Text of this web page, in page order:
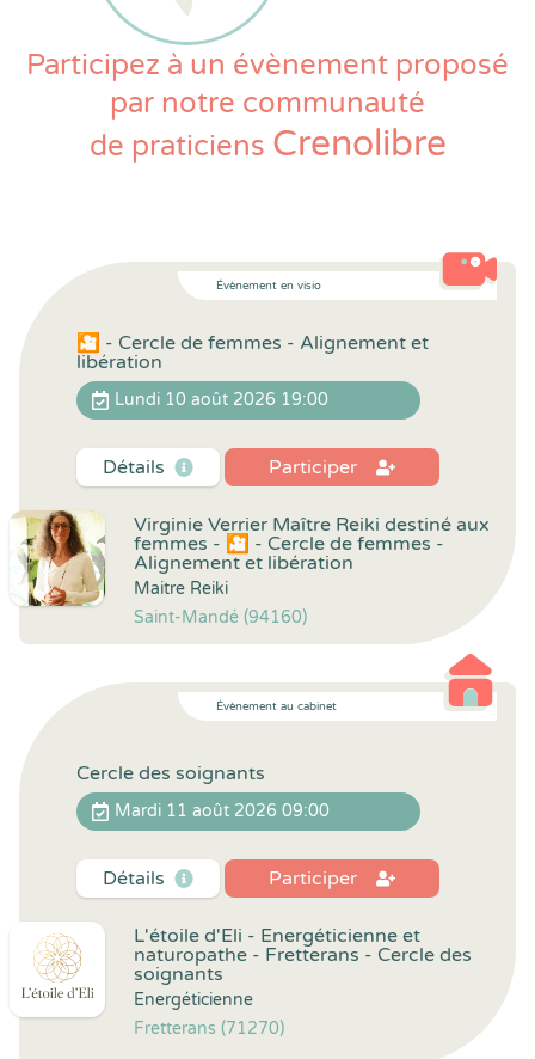
Participez à un évènement proposé
par notre communauté
de praticiens Crenolibre
Évènement en visio
🎦 - Cercle de femmes - Alignement et
libération
Lundi 10 août 2026 19:00
Détails Participer
Virginie Verrier Maître Reiki destiné aux
femmes - 🎦 - Cercle de femmes -
Alignement et libération
Maitre Reiki
Saint-Mandé (94160)
Évènement au cabinet
Cercle des soignants
Mardi 11 août 2026 09:00
Détails Participer
L'étoile d'Eli - Energéticienne et
naturopathe - Fretterans - Cercle des
soignants
Energéticienne
Fretterans (71270)